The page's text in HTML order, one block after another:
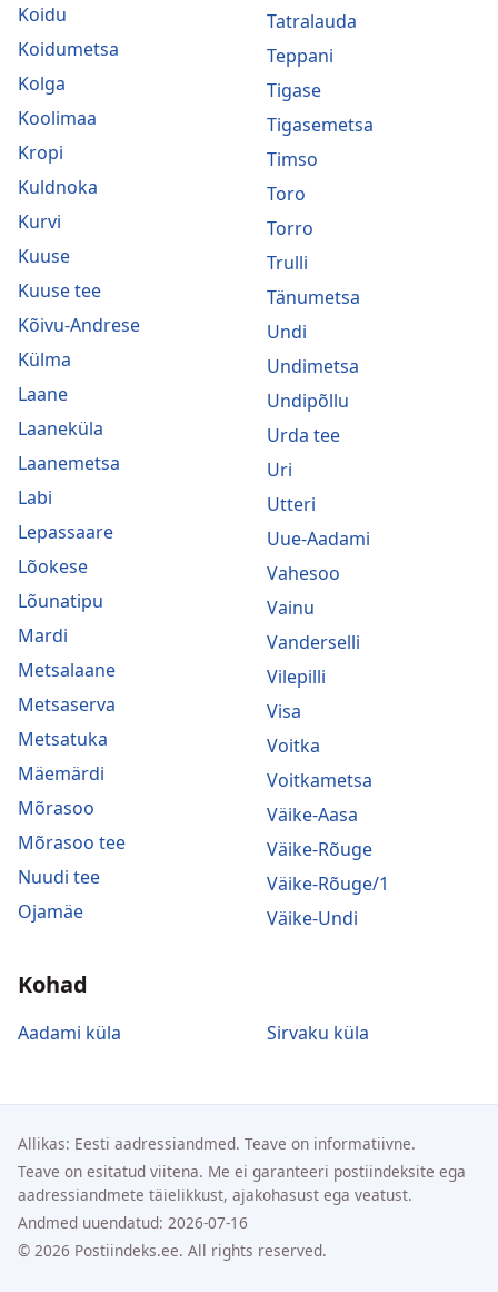
Koidu
Koidumetsa
Kolga
Koolimaa
Kropi
Kuldnoka
Kurvi
Kuuse
Kuuse tee
Kõivu-Andrese
Külma
Laane
Laaneküla
Laanemetsa
Labi
Lepassaare
Lõokese
Lõunatipu
Mardi
Metsalaane
Metsaserva
Metsatuka
Mäemärdi
Mõrasoo
Mõrasoo tee
Nuudi tee
Ojamäe
Tatralauda
Teppani
Tigase
Tigasemetsa
Timso
Toro
Torro
Trulli
Tänumetsa
Undi
Undimetsa
Undipõllu
Urda tee
Uri
Utteri
Uue-Aadami
Vahesoo
Vainu
Vanderselli
Vilepilli
Visa
Voitka
Voitkametsa
Väike-Aasa
Väike-Rõuge
Väike-Rõuge/1
Väike-Undi
Kohad
Aadami küla Sirvaku küla
Allikas: Eesti aadressiandmed. Teave on informatiivne.
Teave on esitatud viitena. Me ei garanteeri postiindeksite ega
aadressiandmete täielikkust, ajakohasust ega veatust.
Andmed uuendatud: 2026-07-16
© 2026 Postiindeks.ee. All rights reserved.